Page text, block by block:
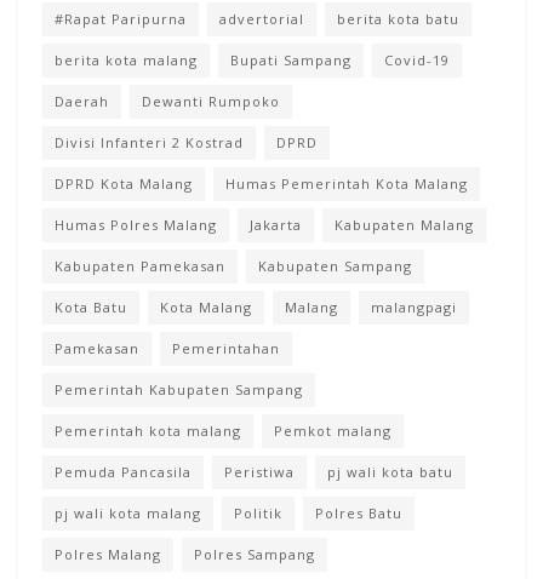
#Rapat Paripurna advertorial berita kota batu
berita kota malang Bupati Sampang Covid-19
Daerah Dewanti Rumpoko
Divisi Infanteri 2 Kostrad DPRD
DPRD Kota Malang Humas Pemerintah Kota Malang
Humas Polres Malang Jakarta Kabupaten Malang
Kabupaten Pamekasan Kabupaten Sampang
Kota Batu Kota Malang Malang malangpagi
Pamekasan Pemerintahan
Pemerintah Kabupaten Sampang
Pemerintah kota malang Pemkot malang
Pemuda Pancasila Peristiwa pj wali kota batu
pj wali kota malang Politik Polres Batu
Polres Malang Polres Sampang